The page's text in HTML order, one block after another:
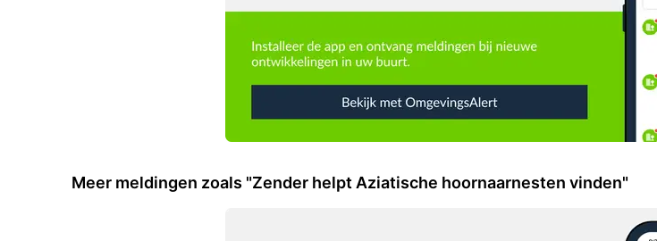
Meer meldingen zoals "Zender helpt Aziatische hoornaarnesten vinden"